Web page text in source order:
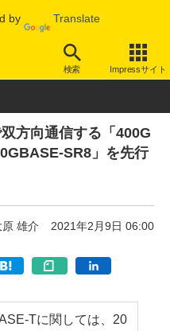
by Translate
検索 Impressサイト
技術/規格
方向通信する「400G
SR8」を先行
原 雄介 2021年2月9日 06:00
Tに関しては、20